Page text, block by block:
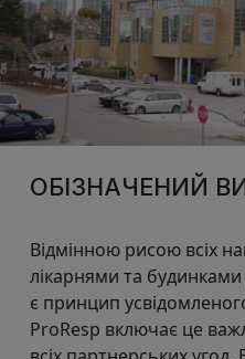
ОБІЗНАЧЕНИЙ
Відмінною рисою всіх
лікарнями та
є принцип
ProResp включає це